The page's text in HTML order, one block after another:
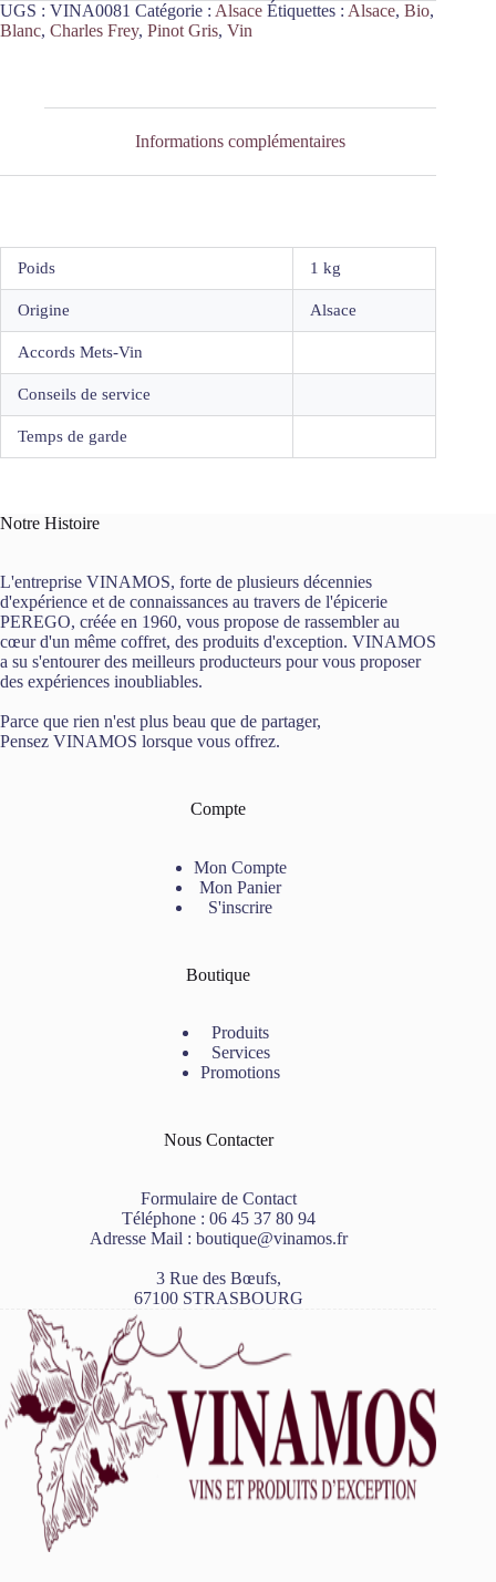
UGS : VINA0081 Catégorie : Alsace Étiquettes : Alsace, Bio,
Blanc, Charles Frey, Pinot Gris, Vin
Informations complémentaires
Poids 1 kg
Origine Alsace
Accords Mets-Vin
Conseils de service
Temps de garde
Notre Histoire
L'entreprise VINAMOS, forte de plusieurs décennies
d'expérience et de connaissances au travers de l'épicerie
PEREGO, créée en 1960, vous propose de rassembler au
cœur d'un même coffret, des produits d'exception. VINAMOS
a su s'entourer des meilleurs producteurs pour vous proposer
des expériences inoubliables.
Parce que rien n'est plus beau que de partager,
Pensez VINAMOS lorsque vous offrez.
Compte
Mon Compte
Mon Panier
S'inscrire
Boutique
Produits
Services
Promotions
Nous Contacter
Formulaire de Contact
Téléphone : 06 45 37 80 94
Adresse Mail : boutique@vinamos.fr
3 Rue des Bœufs,
67100 STRASBOURG